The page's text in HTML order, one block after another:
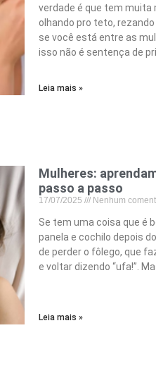
verdade é que tem muita
olhando pro teto,
se você está entre as
isso não é sentença de
Leia mais »
Mulheres:
passo a passo
17/07/2025 Nenhum
Se tem uma coisa que é
panela e cochilo depois
de perder o fôlego, que
e voltar dizendo “ufa!”.
Leia mais »